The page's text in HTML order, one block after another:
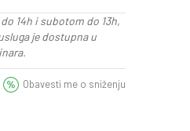
14h i subotom do 13h,
je dostupna u
Obavesti me o sniženju